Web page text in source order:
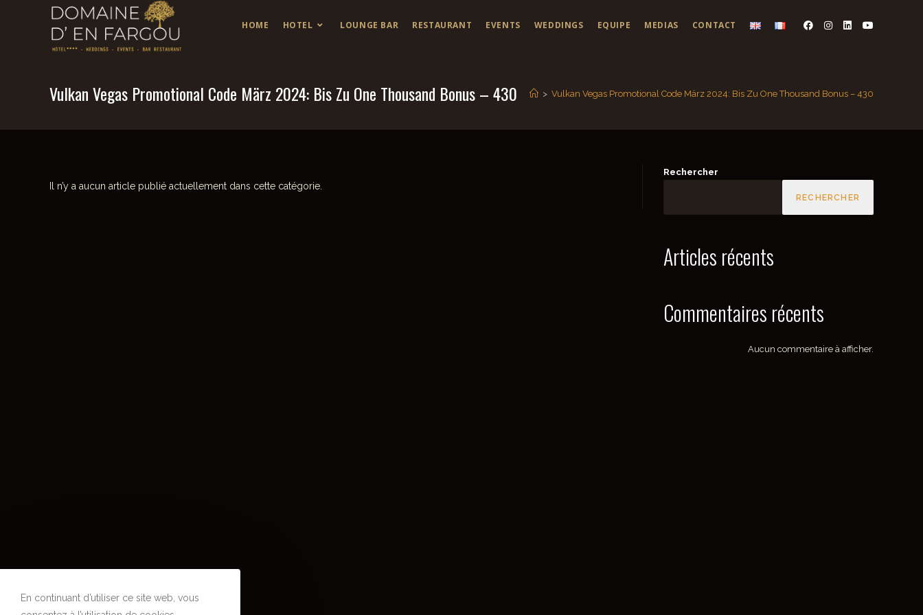
HOME HOTEL LOUNGE BAR RESTAURANT EVENTS WEDDINGS EQUIPE MEDIAS CONTACT
Vulkan Vegas Promotional Code März 2024: Bis Zu One Thousand Bonus – 430 > Vulkan Vegas Promotional Code März 2024: Bis Zu One Thousand Bonus – 430
Il n’y a aucun article publié actuellement dans cette catégorie.
Rechercher
RECHERCHER
Articles récents
Commentaires récents
Aucun commentaire à afficher.
En continuant d’utiliser ce site web, vous